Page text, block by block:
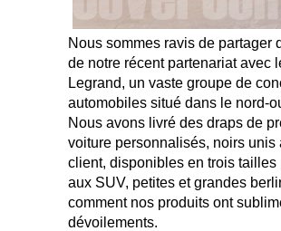
Nous sommes ravis de partager
de notre récent partenariat avec
Legrand, un vaste groupe de
automobiles situé dans le nord-
Nous avons livré des draps de
voiture personnalisés, noirs unis
client, disponibles en trois tailles
aux SUV, petites et grandes
comment nos produits ont
dévoilements.